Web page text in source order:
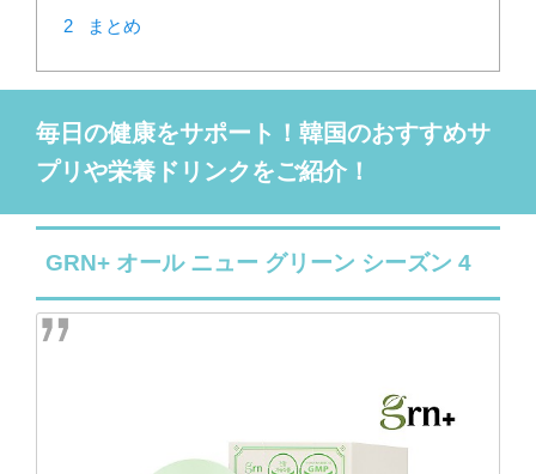
2 まとめ
毎日の健康をサポート！韓国のおすすめサ
プリや栄養ドリンクをご紹介！
GRN+ オール ニュー グリーン シーズン 4